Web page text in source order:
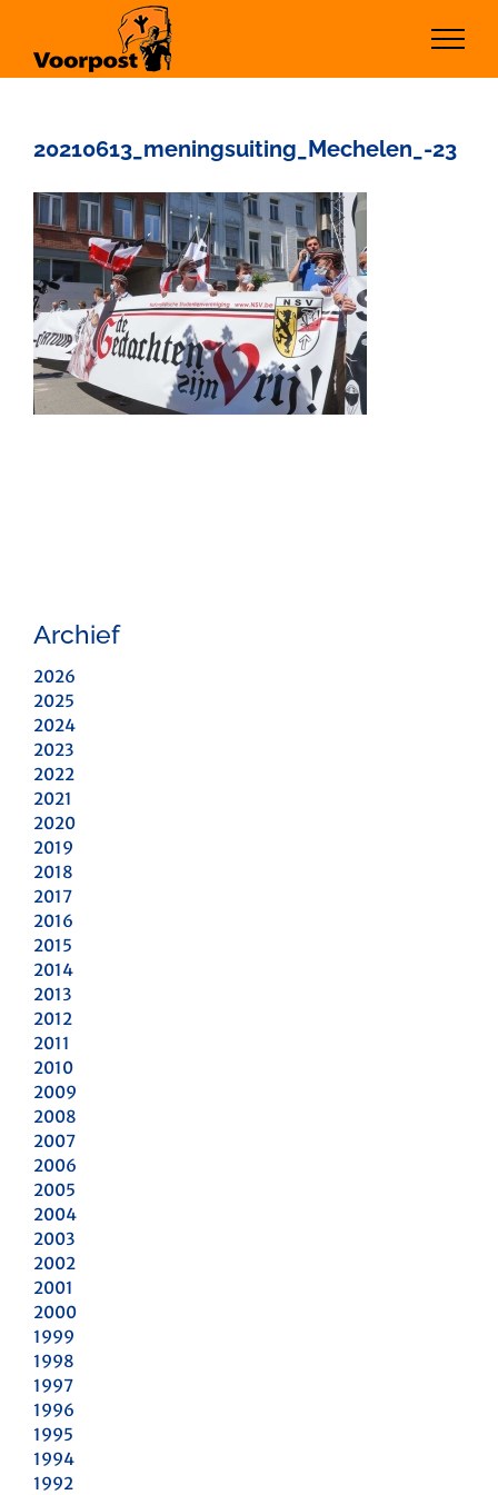
inhoud
20210613_meningsuiting_Mechelen_-23
Archief
2026
2025
2024
2023
2022
2021
2020
2019
2018
2017
2016
2015
2014
2013
2012
2011
2010
2009
2008
2007
2006
2005
2004
2003
2002
2001
2000
1999
1998
1997
1996
1995
1994
1992